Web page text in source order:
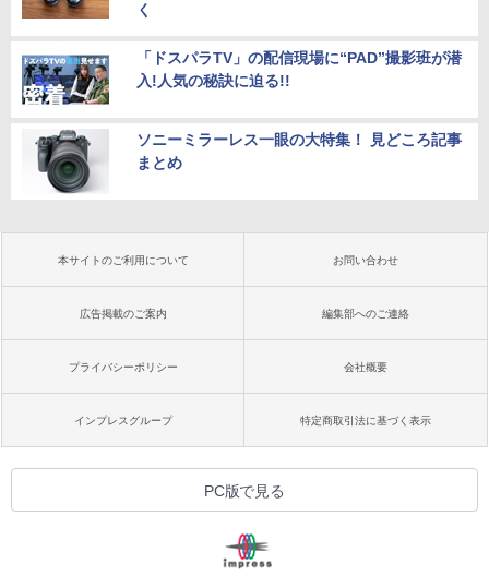
く
「ドスパラTV」の配信現場に“PAD”撮影班が潜
入!人気の秘訣に迫る!!
ソニーミラーレス一眼の大特集！ 見どころ記事
まとめ
本サイトのご利用について お問い合わせ
広告掲載のご案内 編集部へのご連絡
プライバシーポリシー 会社概要
インプレスグループ 特定商取引法に基づく表示
PC版で見る